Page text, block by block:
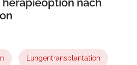
Lungentransplantation